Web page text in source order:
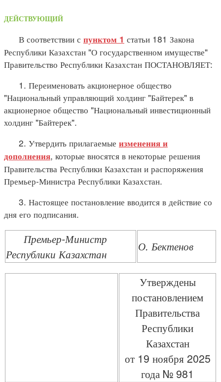
ДЕЙСТВУЮЩИЙ
В соответствии с пунктом 1 статьи 181 Закона
Республики Казахстан "О государственном имуществе"
Правительство Республики Казахстан ПОСТАНОВЛЯЕТ:
1. Переименовать акционерное общество
"Национальный управляющий холдинг "Байтерек" в
акционерное общество "Национальный инвестиционный
холдинг "Байтерек".
2. Утвердить прилагаемые изменения и
дополнения, которые вносятся в некоторые решения
Правительства Республики Казахстан и распоряжения
Премьер-Министра Республики Казахстан.
3. Настоящее постановление вводится в действие со
дня его подписания.
Премьер-Министр
Республики Казахстан
О. Бектенов
Утверждены
постановлением
Правительства
Республики
Казахстан
от 19 ноября 2025
года № 981